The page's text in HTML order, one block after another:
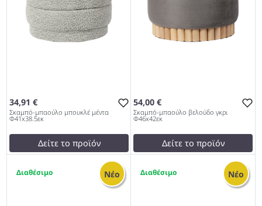
34,91 €
Σκαμπό-μπαούλο μπουκλέ μέντα
Φ41x38.5εκ
Δείτε το προϊόν
testFalse
Σκαμπό-μπαούλο μπουκλέ
μέντα Φ41x38.5εκ 997
54,00 €
Σκαμπό-μπαούλο βελούδο γκρι
Φ46x42εκ
Δείτε το προϊόν
testFalse
Σκαμπό-μπαούλο βελούδο
Νέο Νέο